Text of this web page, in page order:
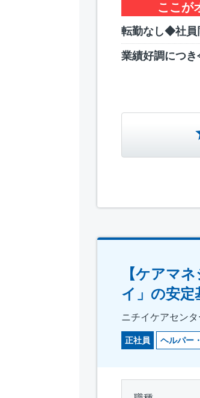
ここが
転勤なし◆社員
業績好調につき
【ケアマ
イ」の安定
ニチイケアセン
正社員 ヘルパー